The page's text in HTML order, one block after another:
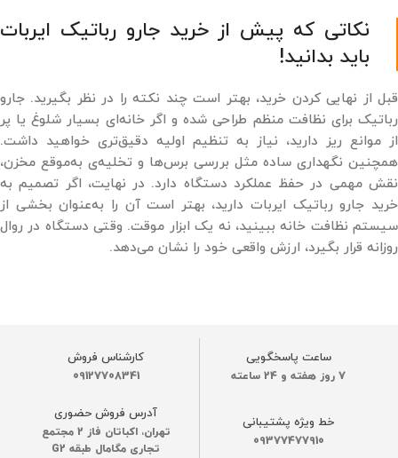
نکاتی که پیش از خرید جارو رباتیک ایربات
باید بدانید!
قبل از نهایی کردن خرید، بهتر است چند نکته را در نظر بگیرید. جارو
رباتیک برای نظافت منظم طراحی شده و اگر خانه‌ای بسیار شلوغ یا پر
از موانع ریز دارید، نیاز به تنظیم اولیه دقیق‌تری خواهید داشت.
همچنین نگهداری ساده مثل بررسی برس‌ها و تخلیه‌ی به‌موقع مخزن،
نقش مهمی در حفظ عملکرد دستگاه دارد. در نهایت، اگر تصمیم به
خرید جارو رباتیک ایربات دارید، بهتر است آن را به‌عنوان بخشی از
سیستم نظافت خانه ببینید، نه یک ابزار موقت. وقتی دستگاه در روال
روزانه قرار بگیرد، ارزش واقعی خود را نشان می‌دهد.
ساعت پاسخگویی
7 روز هفته و 24 ساعته
کارشناس فروش
09127708341
خط ویژه پشتیبانی
09377477910
آدرس فروش حضوری
تهران، اکباتان فاز 2 مجتمع
تجاری مگامال طبقه G2